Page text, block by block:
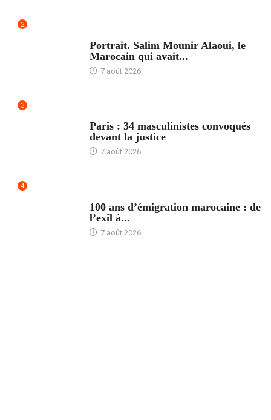
2
Portrait. Salim Mounir Alaoui, le
Marocain qui avait...
7 août 2026
3
Paris : 34 masculinistes convoqués
devant la justice
7 août 2026
4
100 ans d’émigration marocaine : de
l’exil à...
7 août 2026